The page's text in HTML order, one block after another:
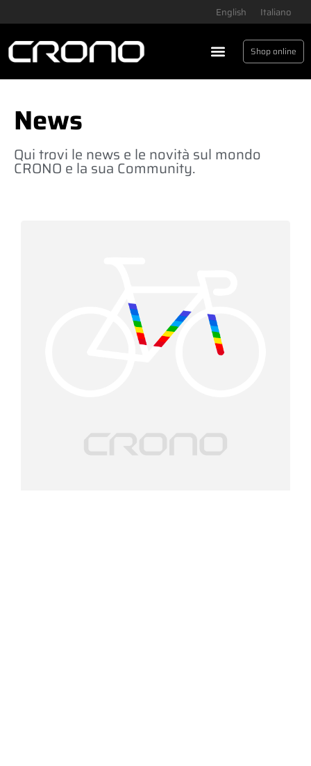
English Italiano
Shop online
News
Qui trovi le news e le novità sul mondo
CRONO e la sua Community.